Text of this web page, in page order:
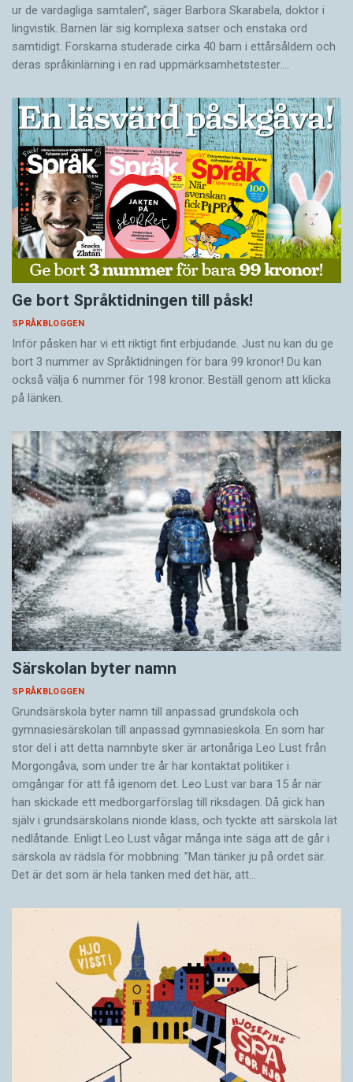
ur de vardagliga samtalen”, säger Barbora Skarabela, doktor i
lingvistik. Barnen lär sig komplexa satser och enstaka ord
samtidigt. Forskarna studerade cirka 40 barn i ettårsåldern och
deras språkinlärning i en rad uppmärksamhetstester.…
Ge bort Språktidningen till påsk!
SPRÅKBLOGGEN
Inför påsken har vi ett riktigt fint erbjudande. Just nu kan du ge
bort 3 nummer av Språktidningen för bara 99 kronor! Du kan
också välja 6 nummer för 198 kronor. Beställ genom att klicka
på länken.
Särskolan byter namn
SPRÅKBLOGGEN
Grundsärskola byter namn till anpassad grundskola och
gymnasiesärskolan till anpassad gymnasieskola. En som har
stor del i att detta namnbyte sker är artonåriga Leo Lust från
Morgongåva, som under tre år har kontaktat politiker i
omgångar för att få igenom det. Leo Lust var bara 15 år när
han skickade ett medborgarförslag till riksdagen. Då gick han
själv i grundsärskolans nionde klass, och tyckte att särskola lät
nedlåtande. Enligt Leo Lust vågar många inte säga att de går i
särskola av rädsla för mobbning: ”Man tänker ju på ordet sär.
Det är det som är hela tanken med det här, att…